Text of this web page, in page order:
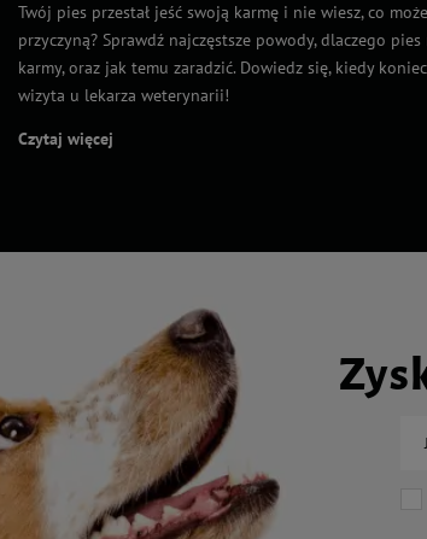
Twój pies przestał jeść swoją karmę i nie wiesz, co
przyczyną? Sprawdź najczęstsze powody, dlaczego
karmy, oraz jak temu zaradzić. Dowiedz się, kiedy
wizyta u lekarza weterynarii!
Czytaj więcej